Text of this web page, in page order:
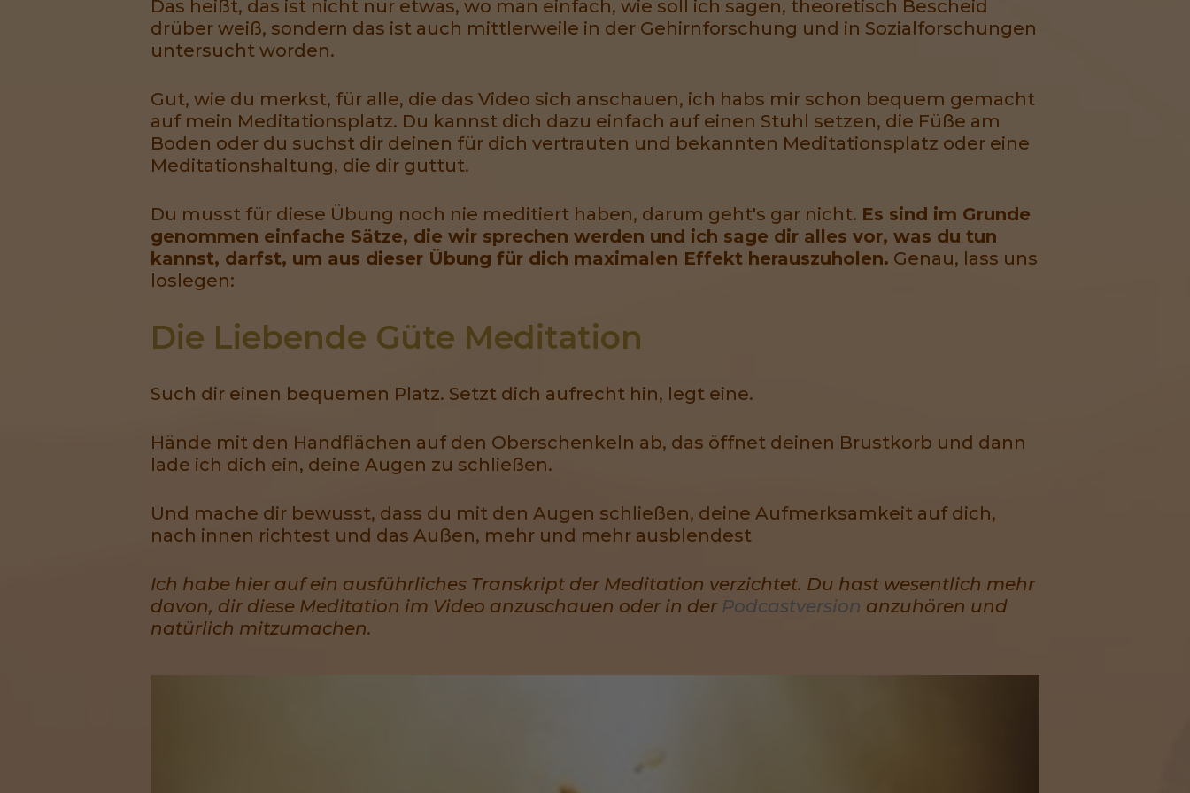
Das heißt, das ist nicht nur etwas, wo man einfach, wie soll ich sagen, theoretisch Bescheid
drüber weiß, sondern das ist auch mittlerweile in der Gehirnforschung und in Sozialforschungen
untersucht worden.
Gut, wie du merkst, für alle, die das Video sich anschauen, ich habs mir schon bequem gemacht
auf mein Meditationsplatz. Du kannst dich dazu einfach auf einen Stuhl setzen, die Füße am
Boden oder du suchst dir deinen für dich vertrauten und bekannten Meditationsplatz oder eine
Meditationshaltung, die dir guttut.
Du musst für diese Übung noch nie meditiert haben, darum geht's gar nicht. Es sind im Grunde
genommen einfache Sätze, die wir sprechen werden und ich sage dir alles vor, was du tun
kannst, darfst, um aus dieser Übung für dich maximalen Effekt herauszuholen. Genau, lass uns
loslegen:
Die Liebende Güte Meditation
Such dir einen bequemen Platz. Setzt dich aufrecht hin, legt eine.
Hände mit den Handflächen auf den Oberschenkeln ab, das öffnet deinen Brustkorb und dann
lade ich dich ein, deine Augen zu schließen.
Und mache dir bewusst, dass du mit den Augen schließen, deine Aufmerksamkeit auf dich,
nach innen richtest und das Außen, mehr und mehr ausblendest
Ich habe hier auf ein ausführliches Transkript der Meditation verzichtet. Du hast wesentlich mehr
davon, dir diese Meditation im Video anzuschauen oder in der Podcastversion anzuhören und
natürlich mitzumachen.